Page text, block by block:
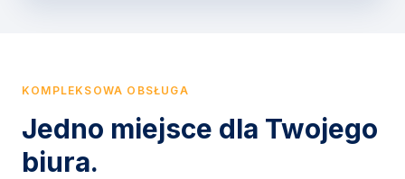
KOMPLEKSOWA OBSŁUGA
Jedno miejsce dla Twojego
biura.